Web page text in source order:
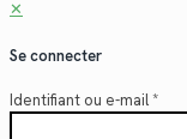
✕
Se connecter
Identifiant ou e-mail*